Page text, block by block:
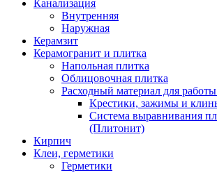
Канализация
Внутренняя
Наружная
Керамзит
Керамогранит и плитка
Напольная плитка
Облицовочная плитка
Расходный материал для
Крестики, зажимы и
Система выравнивания
(Плитонит)
Кирпич
Клеи, герметики
Герметики